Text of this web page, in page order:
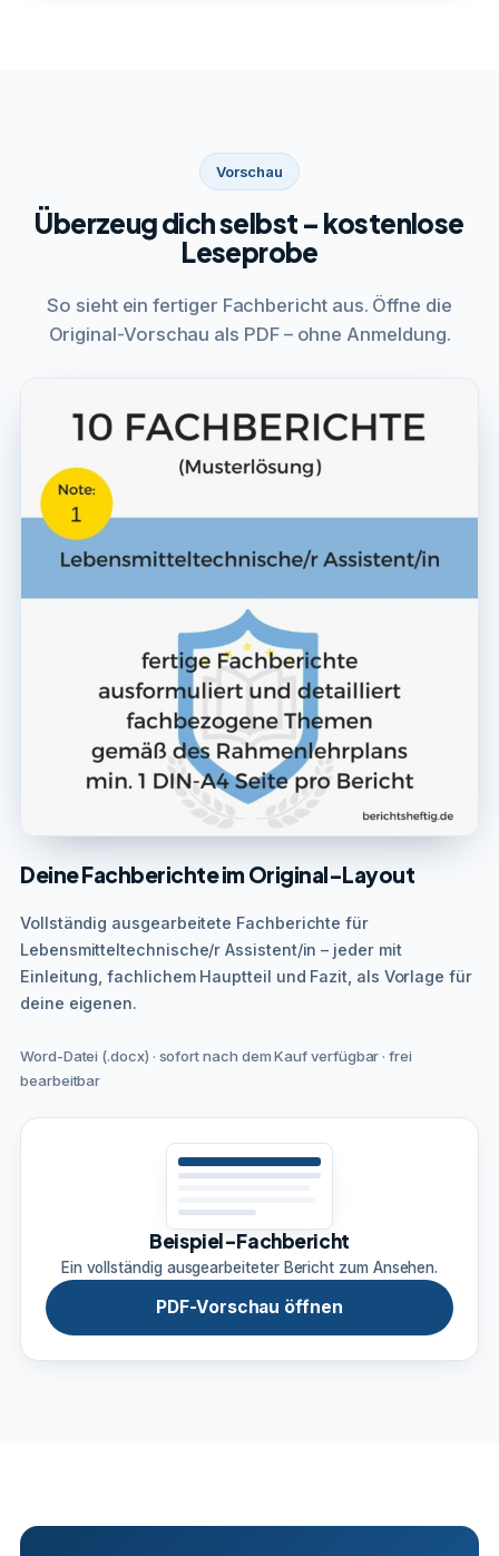
Vorschau
Überzeug dich selbst – kostenlose
Leseprobe
So sieht ein fertiger Fachbericht aus. Öffne die
Original-Vorschau als PDF – ohne Anmeldung.
Deine Fachberichte im Original-Layout
Vollständig ausgearbeitete Fachberichte für
Lebensmitteltechnische/r Assistent/in – jeder mit
Einleitung, fachlichem Hauptteil und Fazit, als Vorlage für
deine eigenen.
Word-Datei (.docx) · sofort nach dem Kauf verfügbar · frei
bearbeitbar
Beispiel-Fachbericht
Ein vollständig ausgearbeiteter Bericht zum Ansehen.
PDF-Vorschau öffnen